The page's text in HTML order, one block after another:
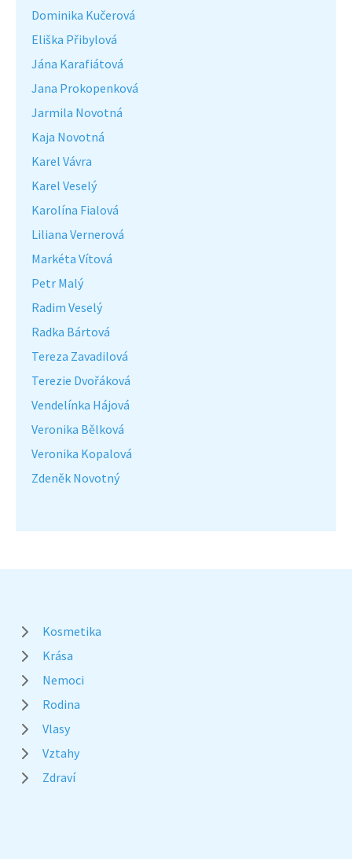
Dominika Kučerová
Eliška Přibylová
Jána Karafiátová
Jana Prokopenková
Jarmila Novotná
Kaja Novotná
Karel Vávra
Karel Veselý
Karolína Fialová
Liliana Vernerová
Markéta Vítová
Petr Malý
Radim Veselý
Radka Bártová
Tereza Zavadilová
Terezie Dvořáková
Vendelínka Hájová
Veronika Bělková
Veronika Kopalová
Zdeněk Novotný
Kosmetika
Krása
Nemoci
Rodina
Vlasy
Vztahy
Zdraví